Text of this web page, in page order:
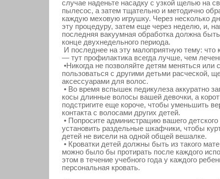
случае наденьте насадку с узкой щелью на
пылесос, а затем тщательно и методично
каждую меховую игрушку. Через несколько
эту процедуру, затем еще через неделю, и,
последняя вакуумная обработка должна
конце двухнедельного периода.
И последнее на эту малоприятную тему: что
— тут профилактика всегда лучше, чем
•Никогда не позволяйте детям меняться или
пользоваться с другими детьми расческой,
аксессуарами для волос.
• Во время вспышек педикулеза аккуратно
косы длинные волосы вашей девочки, а
подстригите еще короче, чтобы уменьшить
контакта с волосами других детей.
• Попросите администрацию вашего
установить раздельные шкафчики, чтобы
детей не висели на одной общей вешалке.
• Кроватки детей должны быть из такого
можно было бы протирать после каждого
этом в течение учебного года у каждого
персональная кровать.